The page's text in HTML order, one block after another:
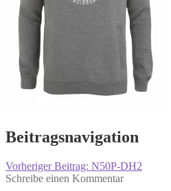
Beitragsnavigation
Vorheriger Beitrag: N50P-DH2
Schreibe einen Kommentar